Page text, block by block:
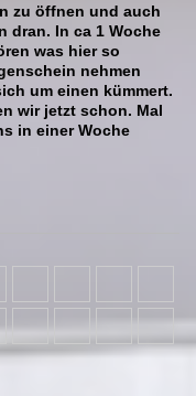
zu öffnen und auch
dran. In ca 1 Woche
was hier so
nehmen
um einen kümmert.
wir jetzt schon. Mal
in einer Woche